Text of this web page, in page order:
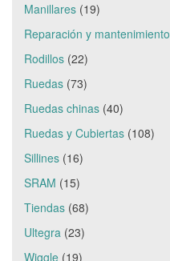
Manillares (19)
Reparación y mantenimiento
Rodillos (22)
Ruedas (73)
Ruedas chinas (40)
Ruedas y Cubiertas (108)
Sillines (16)
SRAM (15)
Tiendas (68)
Ultegra (23)
Wiggle (19)